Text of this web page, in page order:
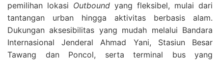
pemilihan lokasi Outbound yang fleksibel, mulai dari
tantangan urban hingga aktivitas berbasis alam.
Dukungan aksesibilitas yang mudah melalui Bandara
Internasional Jenderal Ahmad Yani, Stasiun Besar
Tawang dan Poncol, serta terminal bus yang